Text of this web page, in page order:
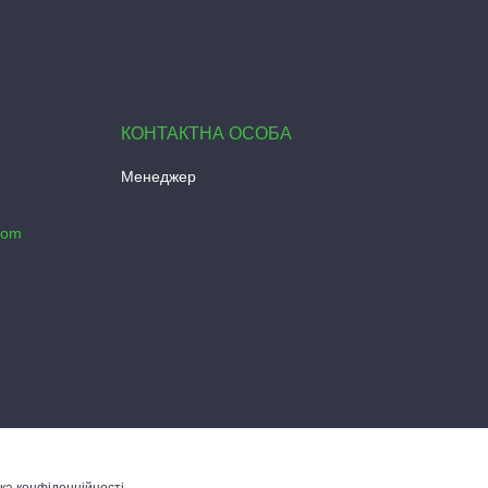
Менеджер